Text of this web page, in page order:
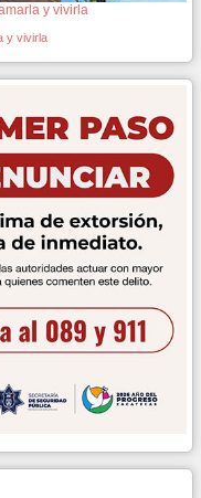
y vivirla
y vivirla